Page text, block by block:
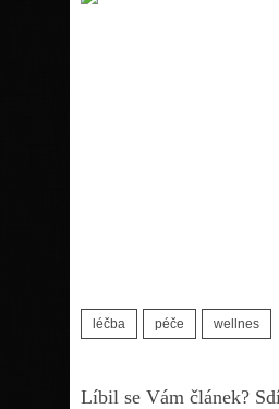
léčba péče wellnes
Líbil se Vám článek?